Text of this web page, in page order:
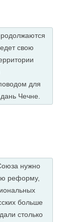
свою
для
Чечне.
нужно
реформу,
больше
столько